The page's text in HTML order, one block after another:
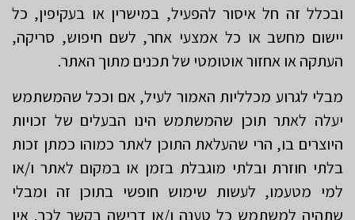
ובכלל זה חל איסור להפעיל, במישרין או בעקיפין, כל
יישום מחשב או כל אמצעי אחר, לשם חיפוש, סריקה,
העתקה או אחזור אוטומטי של תכנים מתוך האתר.
מבלי לגרוע מכלליות האמור לעיל, אם וככל שהמשתמש
יעלה לאתר תוכן שהמשתמש הינו הבעלים של זכויות
היוצרים בו, הרי שהעלאת התוכן לאתר כמוהו כמתן זכות
בלתי חוזרת ובלתי מוגבלת בזמן או במקום לאתר ו/או
למי מטעמו, לעשות שימוש חופשי בתוכן זה ומבלי
שתהיה למשתמש כל טענה ו/או דרישה בקשר לכך. אין